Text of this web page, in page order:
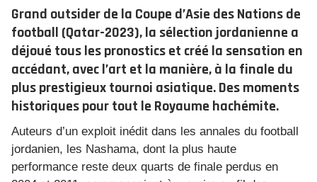
Grand outsider de la Coupe d’Asie des Nations de
football (Qatar-2023), la sélection jordanienne a
déjoué tous les pronostics et créé la sensation en
accédant, avec l’art et la manière, à la finale du
plus prestigieux tournoi asiatique. Des moments
historiques pour tout le Royaume hachémite.
Auteurs d’un exploit inédit dans les annales du football
jordanien, les Nashama, dont la plus haute
performance reste deux quarts de finale perdus en